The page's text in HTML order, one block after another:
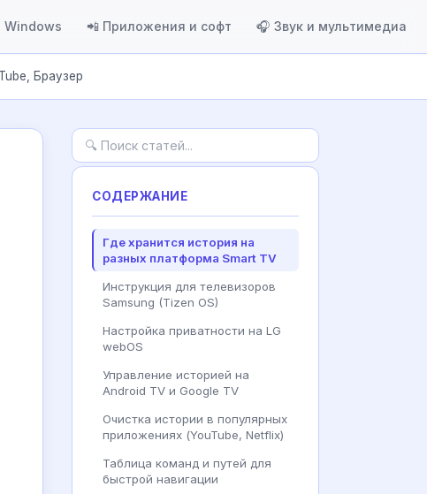
📲 Приложения и софт 🎧 Звук и мультимедиа
Браузер
СОДЕРЖАНИЕ
Где хранится история на
разных платформа Smart TV
Инструкция для телевизоров
Samsung (Tizen OS)
Настройка приватности на LG
webOS
Управление историей на
Android TV и Google TV
Очистка истории в популярных
приложениях (YouTube, Netflix)
Таблица команд и путей для
быстрой навигации